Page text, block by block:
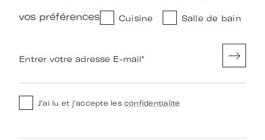
vos préférences Cuisine Salle de bain
Entrer votre adresse E-mail*
J'ai lu et j'accepte les confidentialite